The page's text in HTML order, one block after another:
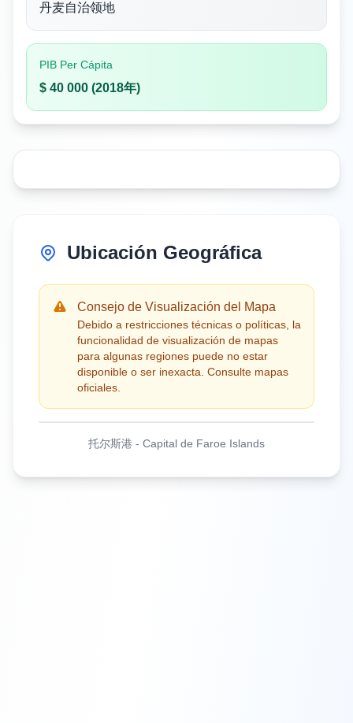
丹麦自治领地
PIB Per Cápita
$ 40 000 (2018年)
Ubicación Geográfica
Consejo de Visualización del Mapa
Debido a restricciones técnicas o políticas, la
funcionalidad de visualización de mapas
para algunas regiones puede no estar
disponible o ser inexacta. Consulte mapas
oficiales.
托尔斯港 - Capital de Faroe Islands